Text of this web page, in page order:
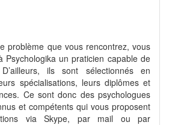
problème que vous rencontrez, vous
Psychologika un praticien capable de
ils sont sélectionnés en
spécialisations, leurs diplômes et
Ce sont donc des psychologues
et compétents qui vous proposent
via Skype, par mail ou par